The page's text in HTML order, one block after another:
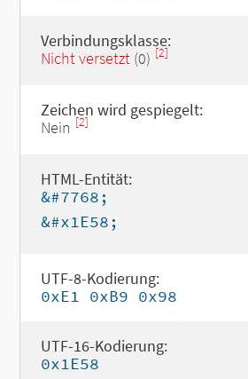
Verbindungsklasse:
Nicht versetzt(0) [2]
Zeichen wird gespiegelt:
Nein [2]
HTML-Entität:
&#7768;
&#x1E58;
UTF-8-Kodierung:
0xE1 0xB9 0x98
UTF-16-Kodierung:
0x1E58